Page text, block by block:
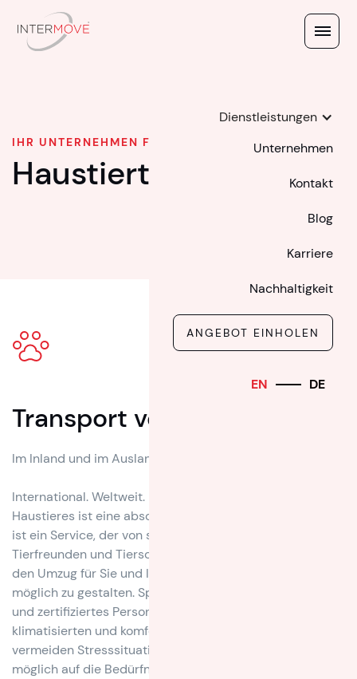
Dienstleistungen
Unternehmen
Kontakt
Blog
Karriere
Nachhaltigkeit
ANGEBOT EINHOLEN
EN DE
IHR UNTERNEHMEN FÜR TIERTRANSPORTE
Haustiertransport
Transport von Haustieren
Im Inland und im Ausland
International. Weltweit. Der Umzug eines geliebten
Haustieres ist eine absolute Vertrauenssache. PetMove
ist ein Service, der von staatlich angestellten Tierärzten,
Tierfreunden und Tierschützern entwickelt wurde, um
den Umzug für Sie und Ihr Haustier so angenehm wie
möglich zu gestalten. Speziell für diese Arbeit geschultes
und zertifiziertes Personal transportiert Ihr Haustier in
klimatisierten und komfortablen Fahrzeugen. Wir
vermeiden Stresssituationen und gehen so weit wie
möglich auf die Bedürfnisse des Tieres ein. Der Transport